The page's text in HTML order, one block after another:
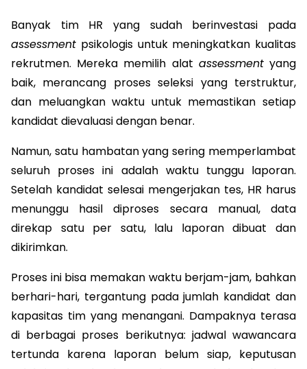
assessment psikologis untuk meningkatkan kualitas
rekrutmen. Mereka memilih alat assessment yang
baik, merancang proses seleksi yang terstruktur,
dan meluangkan waktu untuk memastikan setiap
kandidat dievaluasi dengan benar.
Namun, satu hambatan yang sering memperlambat
seluruh proses ini adalah waktu tunggu laporan.
Setelah kandidat selesai mengerjakan tes, HR harus
menunggu hasil diproses secara manual, data
direkap satu per satu, lalu laporan dibuat dan
dikirimkan.
Proses ini bisa memakan waktu berjam-jam, bahkan
berhari-hari, tergantung pada jumlah kandidat dan
kapasitas tim yang menangani. Dampaknya terasa
di berbagai proses berikutnya: jadwal wawancara
tertunda karena laporan belum siap, keputusan